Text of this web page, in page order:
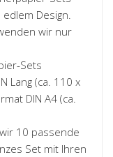
Design.
wir nur
Sets
Lang (ca. 110 x
DIN A4 (ca.
10 passende
Set mit Ihren